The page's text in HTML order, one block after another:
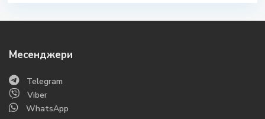
Месенджери
Telegram
Viber
WhatsApp